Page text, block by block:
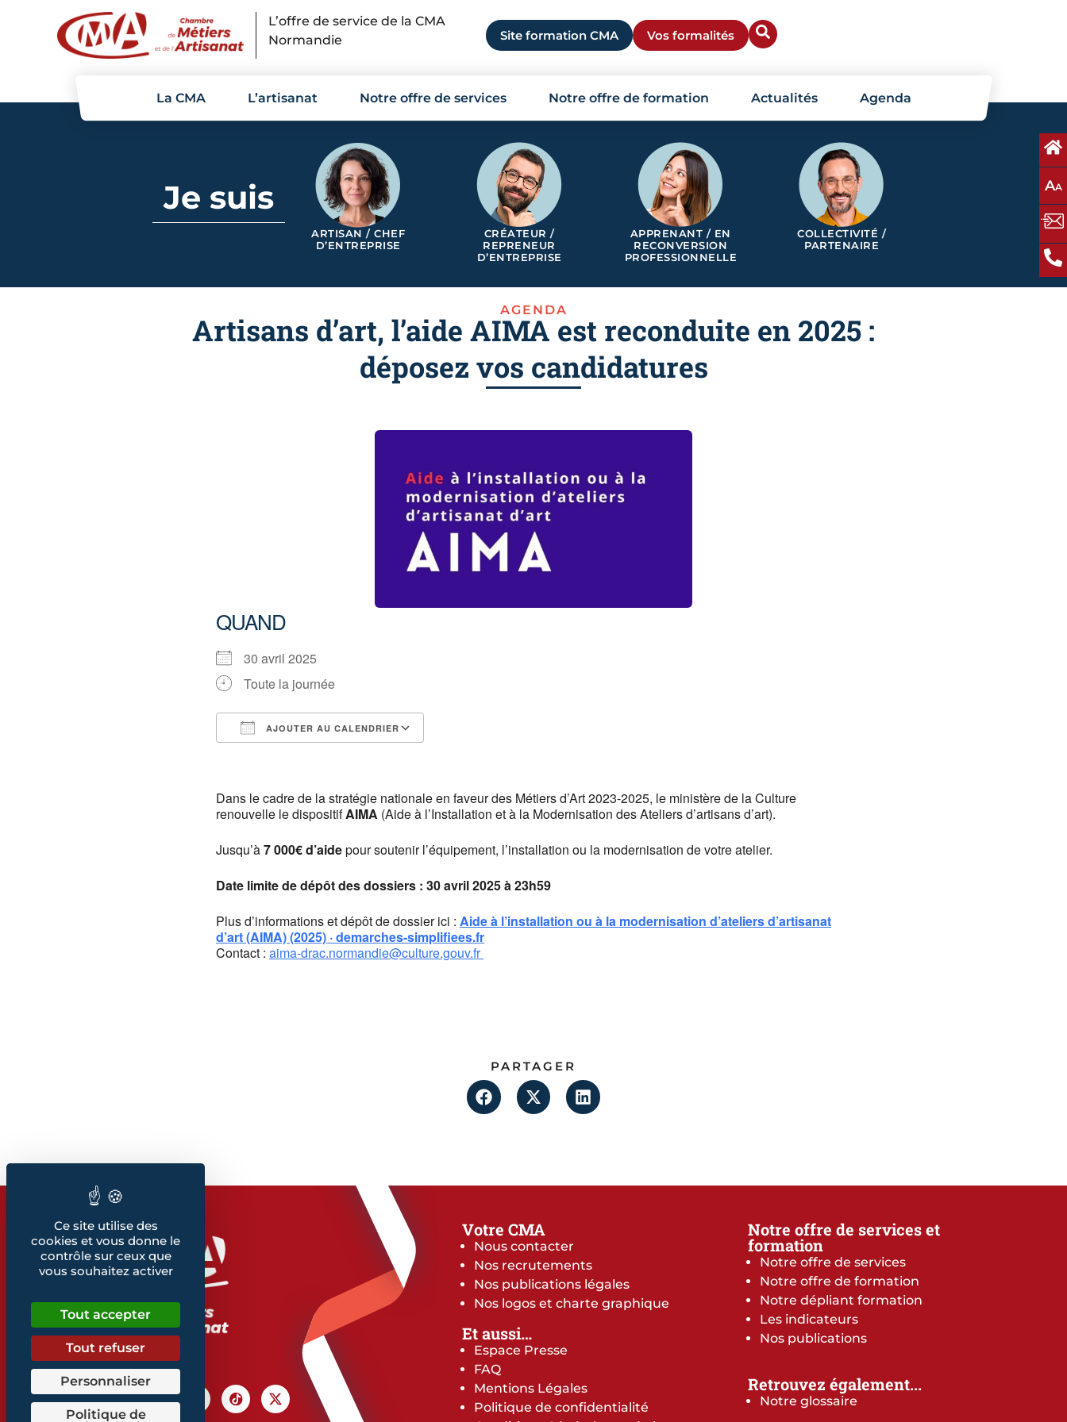
L’offre de service de la CMA
Normandie
Site formation CMA Vos formalités
La CMA L’artisanat Notre offre de services Notre offre de formation Actualités Agenda
AA
Je suis
ARTISAN / CHEF
D’ENTREPRISE
CRÉATEUR /
REPRENEUR
D’ENTREPRISE
APPRENANT / EN
RECONVERSION
PROFESSIONNELLE
COLLECTIVITÉ /
PARTENAIRE
AGENDA
Artisans d’art, l’aide AIMA est reconduite en 2025 :
déposez vos candidatures
QUAND
30 avril 2025
Toute la journée
AJOUTER AU CALENDRIER
Dans le cadre de la stratégie nationale en faveur des Métiers d’Art 2023-2025, le ministère de la Culture
renouvelle le dispositifAIMA (Aide à l’Installation et à la Modernisation des Ateliers d’artisans d’art).
Jusqu’à7 000€ d’aidepour soutenir l’équipement, l’installation ou la modernisation de votre atelier.
Date limite de dépôt des dossiers : 30 avril 2025 à 23h59
Plus d’informations et dépôt de dossier ici : Aide à l’installation ou à la modernisation d’ateliers d’artisanat
d’art (AIMA) (2025) · demarches-simplifiees.fr
Contact : aima-drac.normandie@culture.gouv.fr
PARTAGER
Votre CMA
Nous contacter
Nos recrutements
Nos publications légales
Nos logos et charte graphique
Et aussi…
Espace Presse
FAQ
Mentions Légales
Politique de confidentialité
Notre offre de services et
formation
Notre offre de services
Notre offre de formation
Notre dépliant formation
Les indicateurs
Nos publications
Retrouvez également...
Notre glossaire
Panneau de gestion des cookies
Ce site utilise des
cookies et vous donne le
contrôle sur ceux que
vous souhaitez activer
Tout accepter
Tout refuser
Personnaliser
Politique de